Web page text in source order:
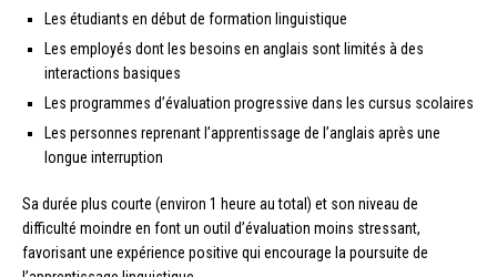
Les étudiants en début de formation linguistique
Les employés dont les besoins en anglais sont limités à des
interactions basiques
Les programmes d’évaluation progressive dans les cursus scolaires
Les personnes reprenant l’apprentissage de l’anglais après une
longue interruption
Sa durée plus courte (environ 1 heure au total) et son niveau de
difficulté moindre en font un outil d’évaluation moins stressant,
favorisant une expérience positive qui encourage la poursuite de